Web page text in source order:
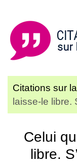
Citations sur
laisse-le libre.
Celui
libre.